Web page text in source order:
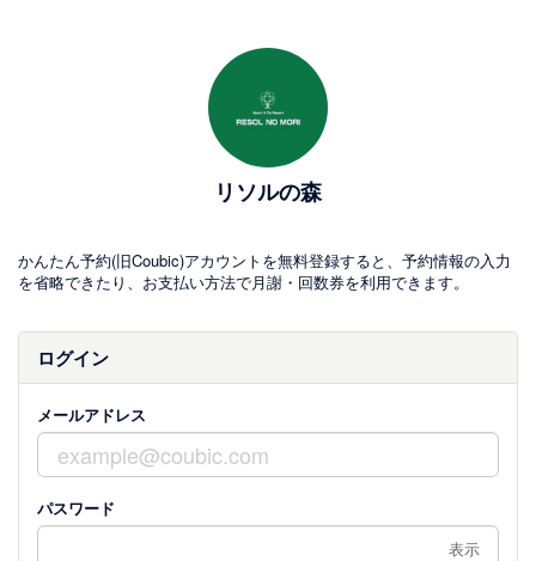
リソルの森
かんたん予約(旧Coubic)アカウントを無料登録すると、予約情報の入力
を省略できたり、お支払い方法で月謝・回数券を利用できます。
ログイン
メールアドレス
パスワード
表示